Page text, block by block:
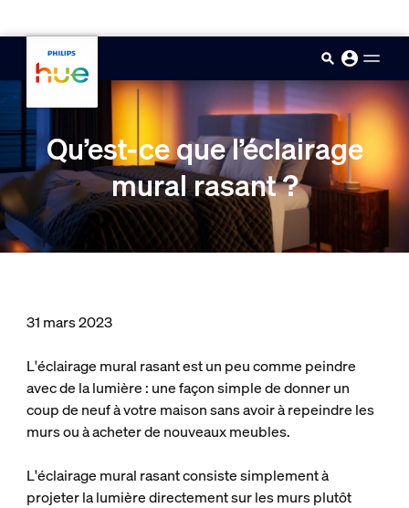
Qu’est-ce que l’éclairage
mural rasant ?
31 mars 2023
L'éclairage mural rasant est un peu comme peindre
avec de la lumière : une façon simple de donner un
coup de neuf à votre maison sans avoir à repeindre les
murs ou à acheter de nouveaux meubles.
L'éclairage mural rasant consiste simplement à
projeter la lumière directement sur les murs plutôt